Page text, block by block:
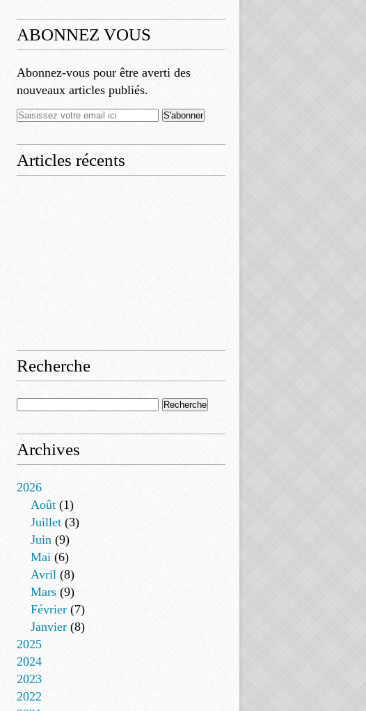
ABONNEZ VOUS
Abonnez-vous pour être averti des
nouveaux articles publiés.
Articles récents
Recherche
Archives
2026
Août (1)
Juillet (3)
Juin (9)
Mai (6)
Avril (8)
Mars (9)
Février (7)
Janvier (8)
2025
2024
2023
2022